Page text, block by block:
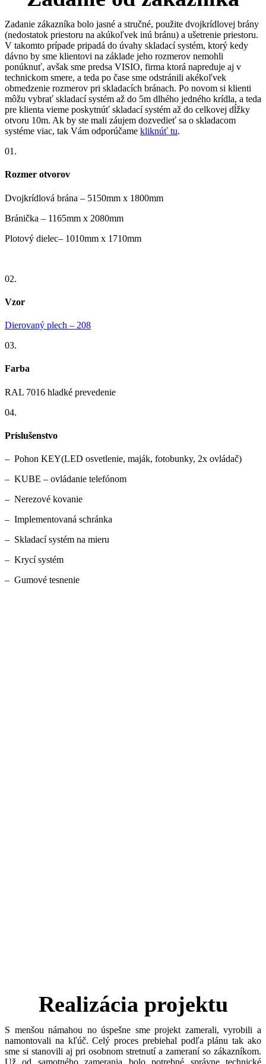
Zadanie zákazníka bolo jasné a stručné, použite dvojkrídlovej brány
(nedostatok priestoru na akúkoľvek inú bránu) a ušetrenie priestoru.
V takomto prípade pripadá do úvahy skladací systém, ktorý kedy
dávno by sme klientovi na základe jeho rozmerov nemohli
ponúknuť, avšak sme predsa VISIO, firma ktorá napreduje aj v
technickom smere, a teda po čase sme odstránili akékoľvek
obmedzenie rozmerov pri skladacích bránach. Po novom si klienti
môžu vybrať skladací systém až do 5m dlhého jedného krídla, a teda
pre klienta vieme poskytnúť skladací systém až do celkovej dĺžky
otvoru 10m. Ak by ste mali záujem dozvedieť sa o skladacom
systéme viac, tak Vám odporúčame kliknúť tu.
01.
Rozmer otvorov
Dvojkrídlová brána – 5150mm x 1800mm
Bránička – 1165mm x 2080mm
Plotový dielec– 1010mm x 1710mm
02.
Vzor
Dierovaný plech – 208
03.
Farba
RAL 7016 hladké prevedenie
04.
Príslušenstvo
– Pohon KEY(LED osvetlenie, maják, fotobunky, 2x ovládač)
– KUBE – ovládanie telefónom
– Nerezové kovanie
– Implementovaná schránka
– Skladací systém na mieru
– Krycí systém
– Gumové tesnenie
Realizácia projektu
S menšou námahou no úspešne sme projekt zamerali, vyrobili a
namontovali na kľúč. Celý proces prebiehal podľa plánu tak ako
sme si stanovili aj pri osobnom stretnutí a zameraní so zákazníkom.